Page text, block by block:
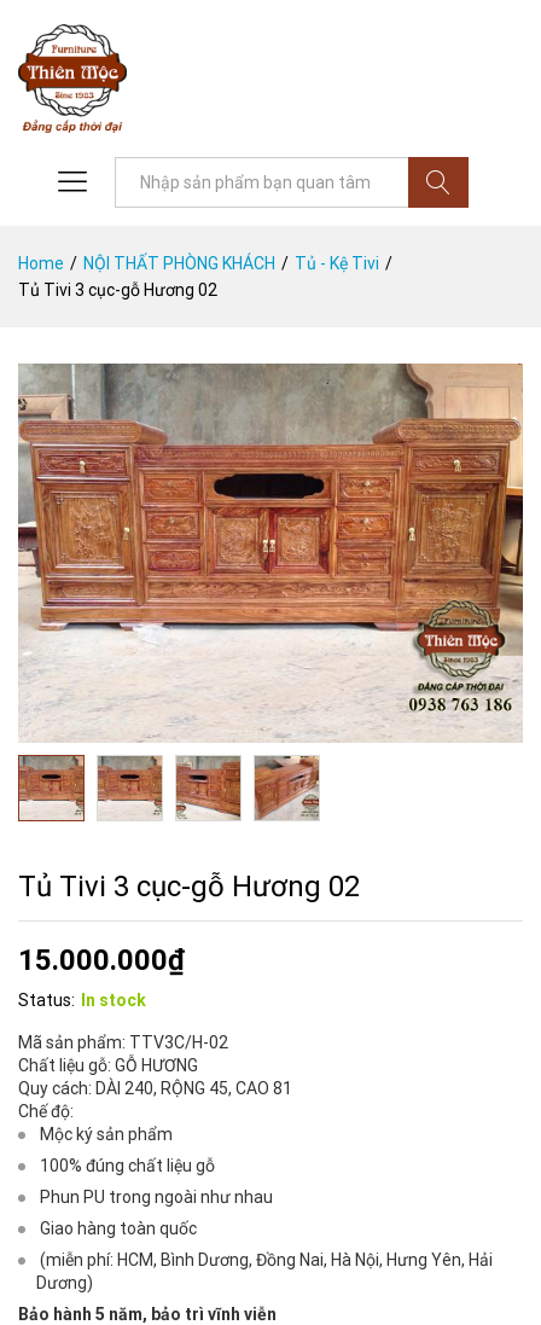
Home / NỘI THẤT PHÒNG KHÁCH / Tủ - Kệ Tivi /
Tủ Tivi 3 cục-gỗ Hương 02
Tủ Tivi 3 cục-gỗ Hương 02
15.000.000₫
Status: In stock
Mã sản phẩm: TTV3C/H-02
Chất liệu gỗ: GỖ HƯƠNG
Quy cách: DÀI 240, RỘNG 45, CAO 81
Chế độ:
Mộc ký sản phẩm
100% đúng chất liệu gỗ
Phun PU trong ngoài như nhau
Giao hàng toàn quốc
(miễn phí: HCM, Bình Dương, Đồng Nai, Hà Nội, Hưng Yên, Hải
Dương)
Bảo hành 5 năm, bảo trì vĩnh viễn